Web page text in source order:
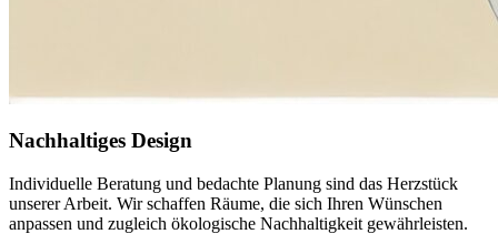
Nachhaltiges Design
Individuelle Beratung und bedachte Planung sind das Herzstück
unserer Arbeit. Wir schaffen Räume, die sich Ihren Wünschen
anpassen und zugleich ökologische Nachhaltigkeit gewährleisten.